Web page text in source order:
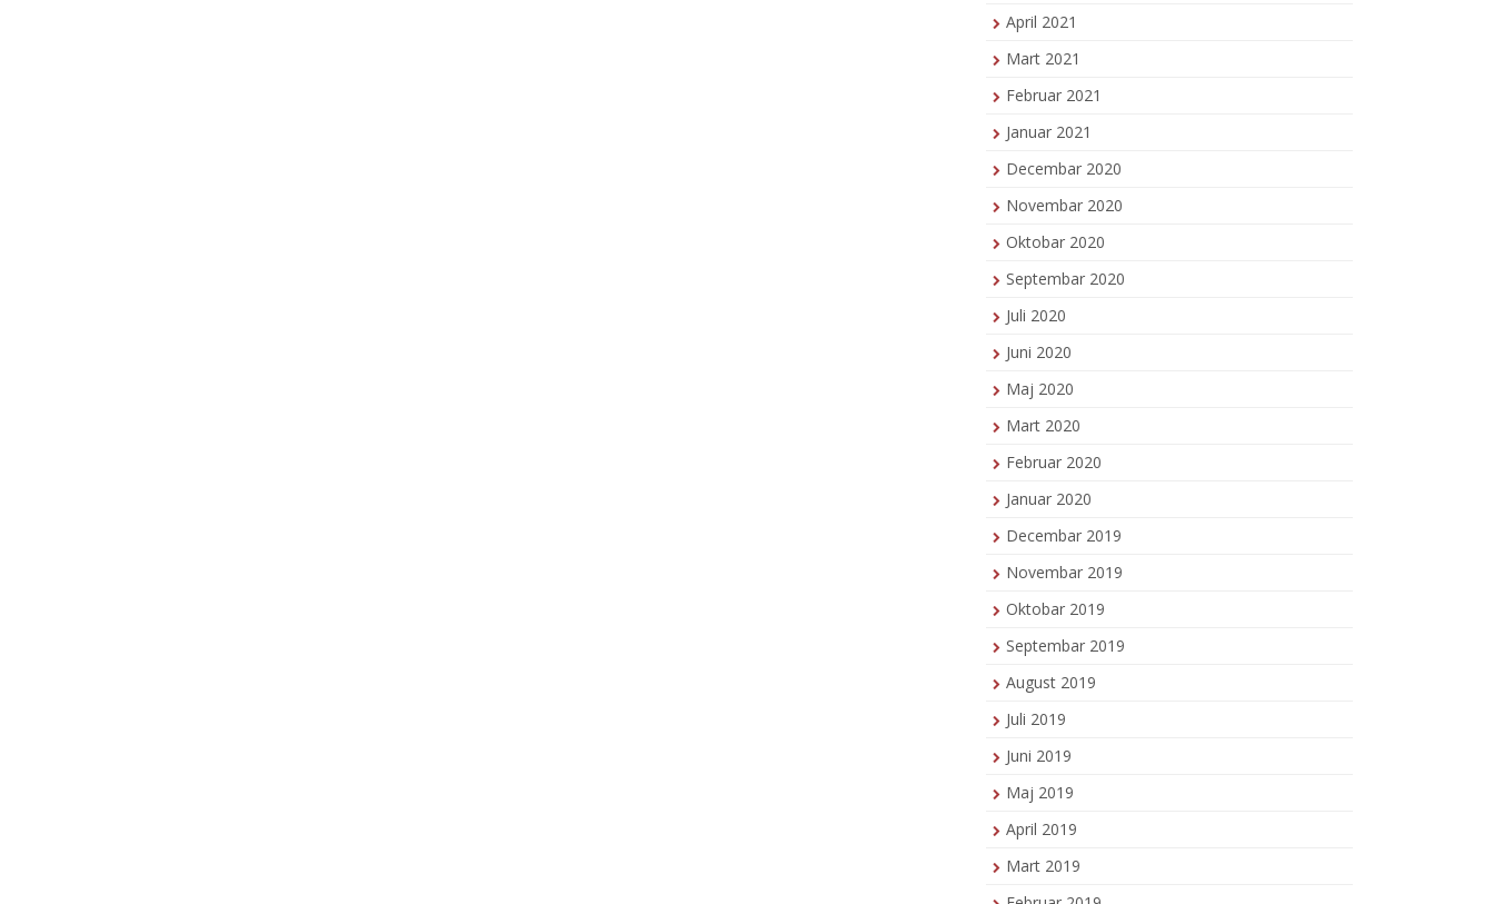
April 2021
Mart 2021
Februar 2021
Januar 2021
Decembar 2020
Novembar 2020
Oktobar 2020
Septembar 2020
Juli 2020
Juni 2020
Maj 2020
Mart 2020
Februar 2020
Januar 2020
Decembar 2019
Novembar 2019
Oktobar 2019
Septembar 2019
August 2019
Juli 2019
Juni 2019
Maj 2019
April 2019
Mart 2019